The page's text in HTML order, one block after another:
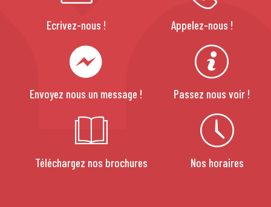
Ecrivez-nous ! Appelez-nous !
Envoyez nous un message ! Passez nous voir !
Téléchargez nos brochures Nos horaires